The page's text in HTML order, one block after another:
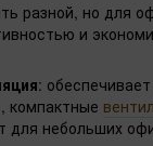
разной, но для
и
:
компактные
для небольших